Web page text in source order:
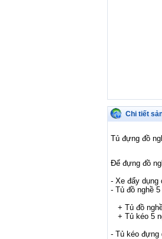
Chi tiết
Tủ đựng đồ
Để đựng đồ
- Xe đẩy dụng
- Tủ đồ nghề 5
+ Tủ đồ
+ Tủ kéo 5
- Tủ kéo đựng